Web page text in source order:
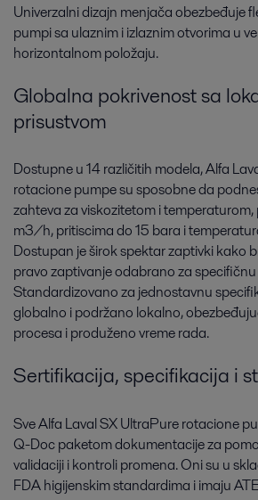
Univerzalni dizajn menjača obezbeđuje
pumpi sa ulaznim i izlaznim otvorima u
horizontalnom položaju.
Globalna pokrivenost sa
prisustvom
Dostupne u 14 različitih modela, Alfa
rotacione pumpe su sposobne da
zahteva za viskozitetom i temperaturom,
m3/h, pritiscima do 15 bara i
Dostupan je širok spektar zaptivki kako
pravo zaptivanje odabrano za
Standardizovano za jednostavnu
globalno i podržano lokalno,
procesa i produženo vreme rada.
Sertifikacija, specifikacija i
Sve Alfa Laval SX UltraPure rotacione
Q-Doc paketom dokumentacije za
validaciji i kontroli promena. Oni su u
FDA higijenskim standardima i imaju